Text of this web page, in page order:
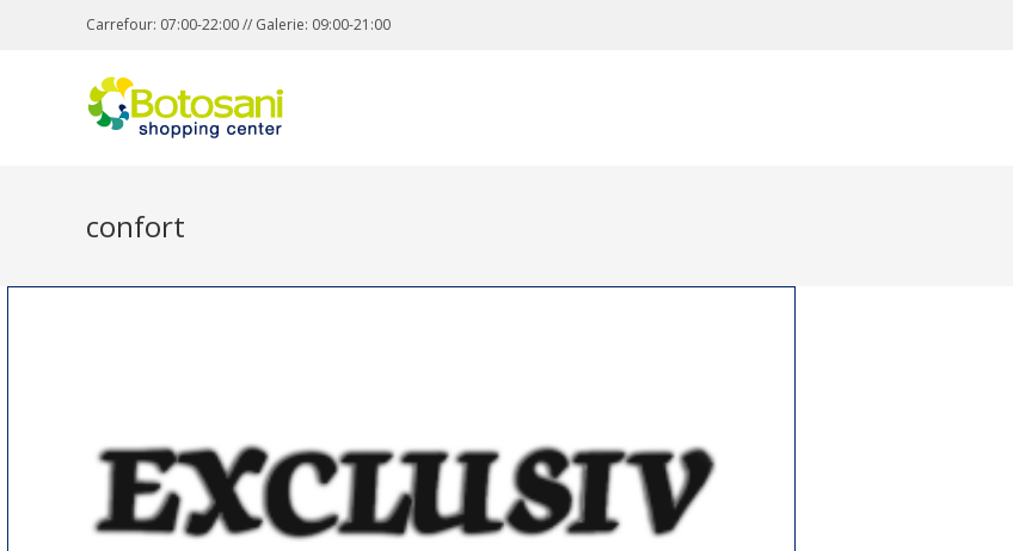
Carrefour: 07:00-22:00 // Galerie: 09:00-21:00
confort